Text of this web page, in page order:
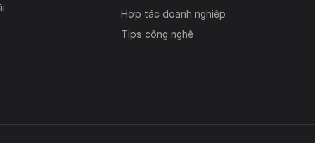
Hợp tác doanh nghiệp
Tips công nghệ